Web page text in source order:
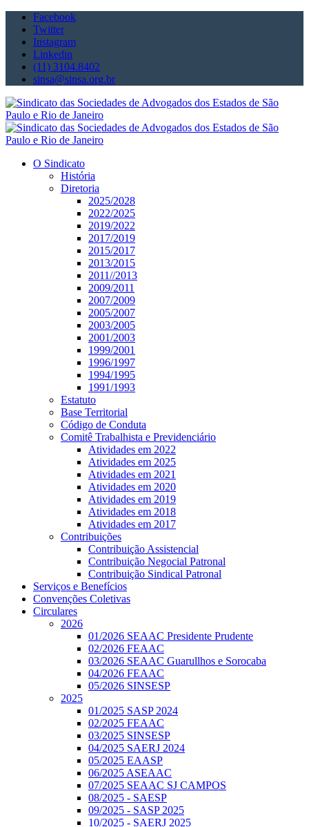
Facebook
Twitter
Instagram
Linkedin
(11) 3104.8402
sinsa@sinsa.org.br
O Sindicato
História
Diretoria
2025/2028
2022/2025
2019/2022
2017/2019
2015/2017
2013/2015
2011//2013
2009/2011
2007/2009
2005/2007
2003/2005
2001/2003
1999/2001
1996/1997
1994/1995
1991/1993
Estatuto
Base Territorial
Código de Conduta
Comitê Trabalhista e Previdenciário
Atividades em 2022
Atividades em 2025
Atividades em 2021
Atividades em 2020
Atividades em 2019
Atividades em 2018
Atividades em 2017
Contribuições
Contribuição Assistencial
Contribuição Negocial Patronal
Contribuição Sindical Patronal
Serviços e Benefícios
Convenções Coletivas
Circulares
2026
01/2026 SEAAC Presidente Prudente
02/2026 FEAAC
03/2026 SEAAC Guarullhos e Sorocaba
04/2026 FEAAC
05/2026 SINSESP
2025
01/2025 SASP 2024
02/2025 FEAAC
03/2025 SINSESP
04/2025 SAERJ 2024
05/2025 EAASP
06/2025 ASEAAC
07/2025 SEAAC SJ CAMPOS
08/2025 - SAESP
09/2025 - SASP 2025
10/2025 - SAERJ 2025